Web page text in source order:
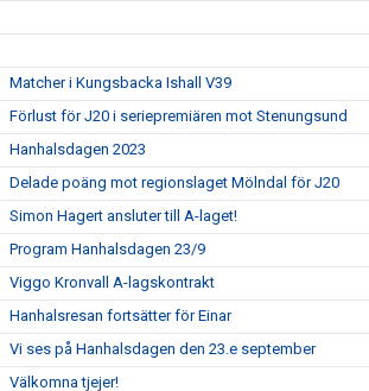
Matcher i Kungsbacka Ishall V39
Förlust för J20 i seriepremiären mot Stenungsund
Hanhalsdagen 2023
Delade poäng mot regionslaget Mölndal för J20
Simon Hagert ansluter till A-laget!
Program Hanhalsdagen 23/9
Viggo Kronvall A-lagskontrakt
Hanhalsresan fortsätter för Einar
Vi ses på Hanhalsdagen den 23.e september
Välkomna tjejer!